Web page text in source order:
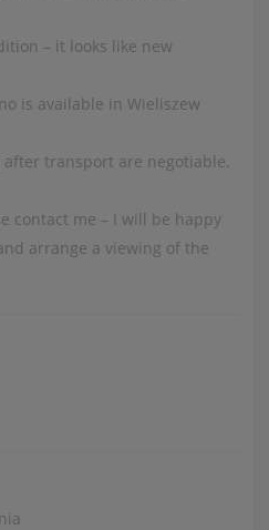
– it looks like new
is available in Wieliszew
transport are negotiable.
contact me – I will be happy
arrange a viewing of the